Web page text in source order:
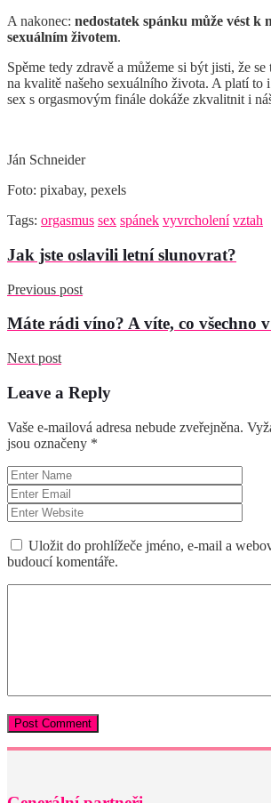
A nakonec: nedostatek spánku může vést k
sexuálním životem.
Spěme tedy zdravě a můžeme si být jisti, že
na kvalitě našeho sexuálního života. A platí to
sex s orgasmovým finále dokáže zkvalitnit i
Ján Schneider
Foto: pixabay, pexels
Tags: orgasmus sex spánek vyvrcholení vztah
Jak jste oslavili letní slunovrat?
Previous post
Máte rádi víno? A víte, co všechno
Next post
Leave a Reply
Vaše e-mailová adresa nebude zveřejněna.
jsou označeny *
Uložit do prohlížeče jméno, e-mail a
budoucí komentáře.